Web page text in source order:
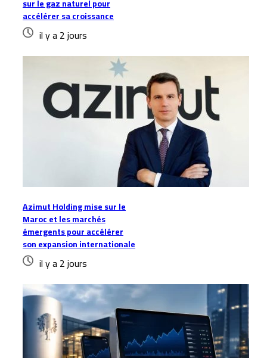
sur le gaz naturel pour
accélérer sa croissance
il y a 2 jours
Azimut Holding mise sur le
Maroc et les marchés
émergents pour accélérer
son expansion internationale
il y a 2 jours